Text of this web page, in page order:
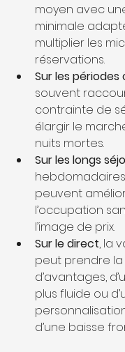
moyen avec
minimale
multiplier les
réservations.
Sur les périodes
souvent
contrainte de
élargir le
nuits mortes.
Sur les longs
peuvent
l’occupation
l’image de prix.
Sur le direct, la
peut prendre
d’avantages,
plus fluide ou
d’une baisse